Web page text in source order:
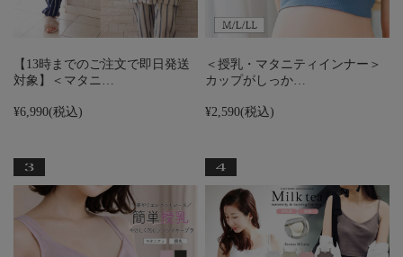
【13時までのご注文で即日発送
対象】＜マタニ…
¥6,990(税込)
＜授乳・マタニティインナー＞
カップがしっか…
¥2,590(税込)